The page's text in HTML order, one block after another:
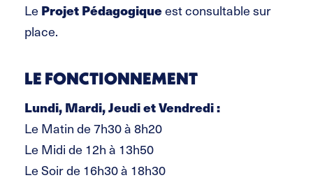
LeProjet Pédagogiqueest consultable sur
place.
LE FONCTIONNEMENT
Lundi, Mardi, Jeudi et Vendredi :
Le Matin de 7h30 à 8h20
Le Midi de 12h à 13h50
Le Soir de 16h30 à 18h30